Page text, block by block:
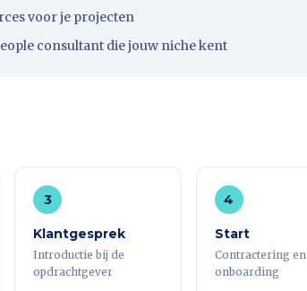
voor je projecten
consultant die jouw niche kent
3
Klantgesprek
Introductie bij de
opdrachtgever
4
Start
Contractering en
onboarding